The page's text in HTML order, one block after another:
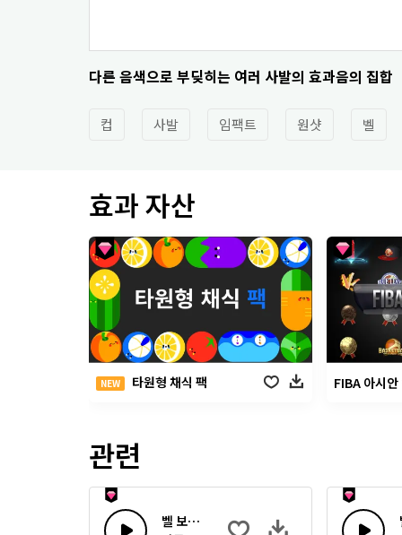
다른 음색으로 부딪히는 여러 사발의 효과음의 집합
컵 사발 임팩트 원샷 벨
효과 자산
NEW 타원형 채식 팩 FIBA 아시안
관련
벨 보울 30